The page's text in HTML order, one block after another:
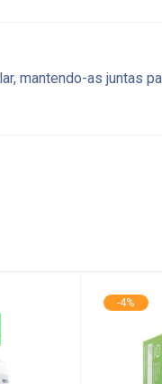
mantendo-as juntas
-4%